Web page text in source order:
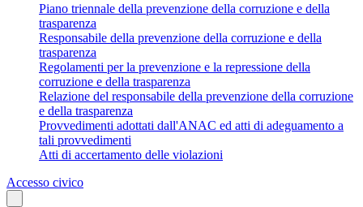
Piano triennale della prevenzione della corruzione e della
trasparenza
Responsabile della prevenzione della corruzione e della
trasparenza
Regolamenti per la prevenzione e la repressione della
corruzione e della trasparenza
Relazione del responsabile della prevenzione della corruzione
e della trasparenza
Provvedimenti adottati dall'ANAC ed atti di adeguamento a
tali provvedimenti
Atti di accertamento delle violazioni
Accesso civico